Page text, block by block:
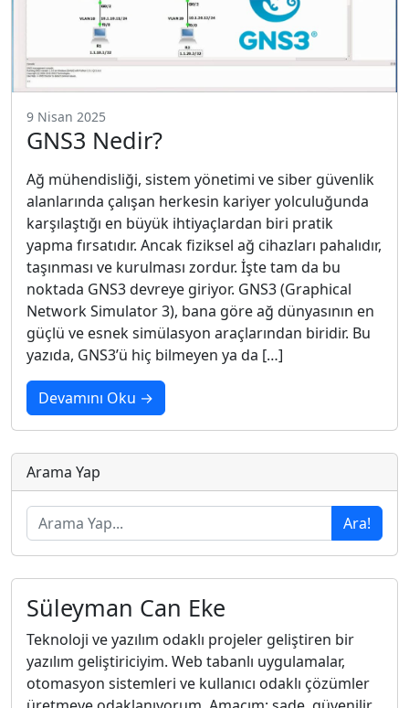
9 Nisan 2025
GNS3 Nedir?
Ağ mühendisliği, sistem yönetimi ve siber güvenlik
alanlarında çalışan herkesin kariyer yolculuğunda
karşılaştığı en büyük ihtiyaçlardan biri pratik
yapma fırsatıdır. Ancak fiziksel ağ cihazları pahalıdır,
taşınması ve kurulması zordur. İşte tam da bu
noktada GNS3 devreye giriyor. GNS3 (Graphical
Network Simulator 3), bana göre ağ dünyasının en
güçlü ve esnek simülasyon araçlarından biridir. Bu
yazıda, GNS3’ü hiç bilmeyen ya da […]
Devamını Oku →
Arama Yap
Ara!
Süleyman Can Eke
Teknoloji ve yazılım odaklı projeler geliştiren bir
yazılım geliştiriciyim. Web tabanlı uygulamalar,
otomasyon sistemleri ve kullanıcı odaklı çözümler